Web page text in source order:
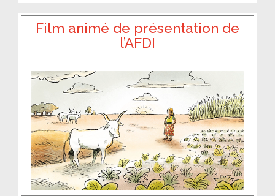
Film animé de présentation de
l’AFDI